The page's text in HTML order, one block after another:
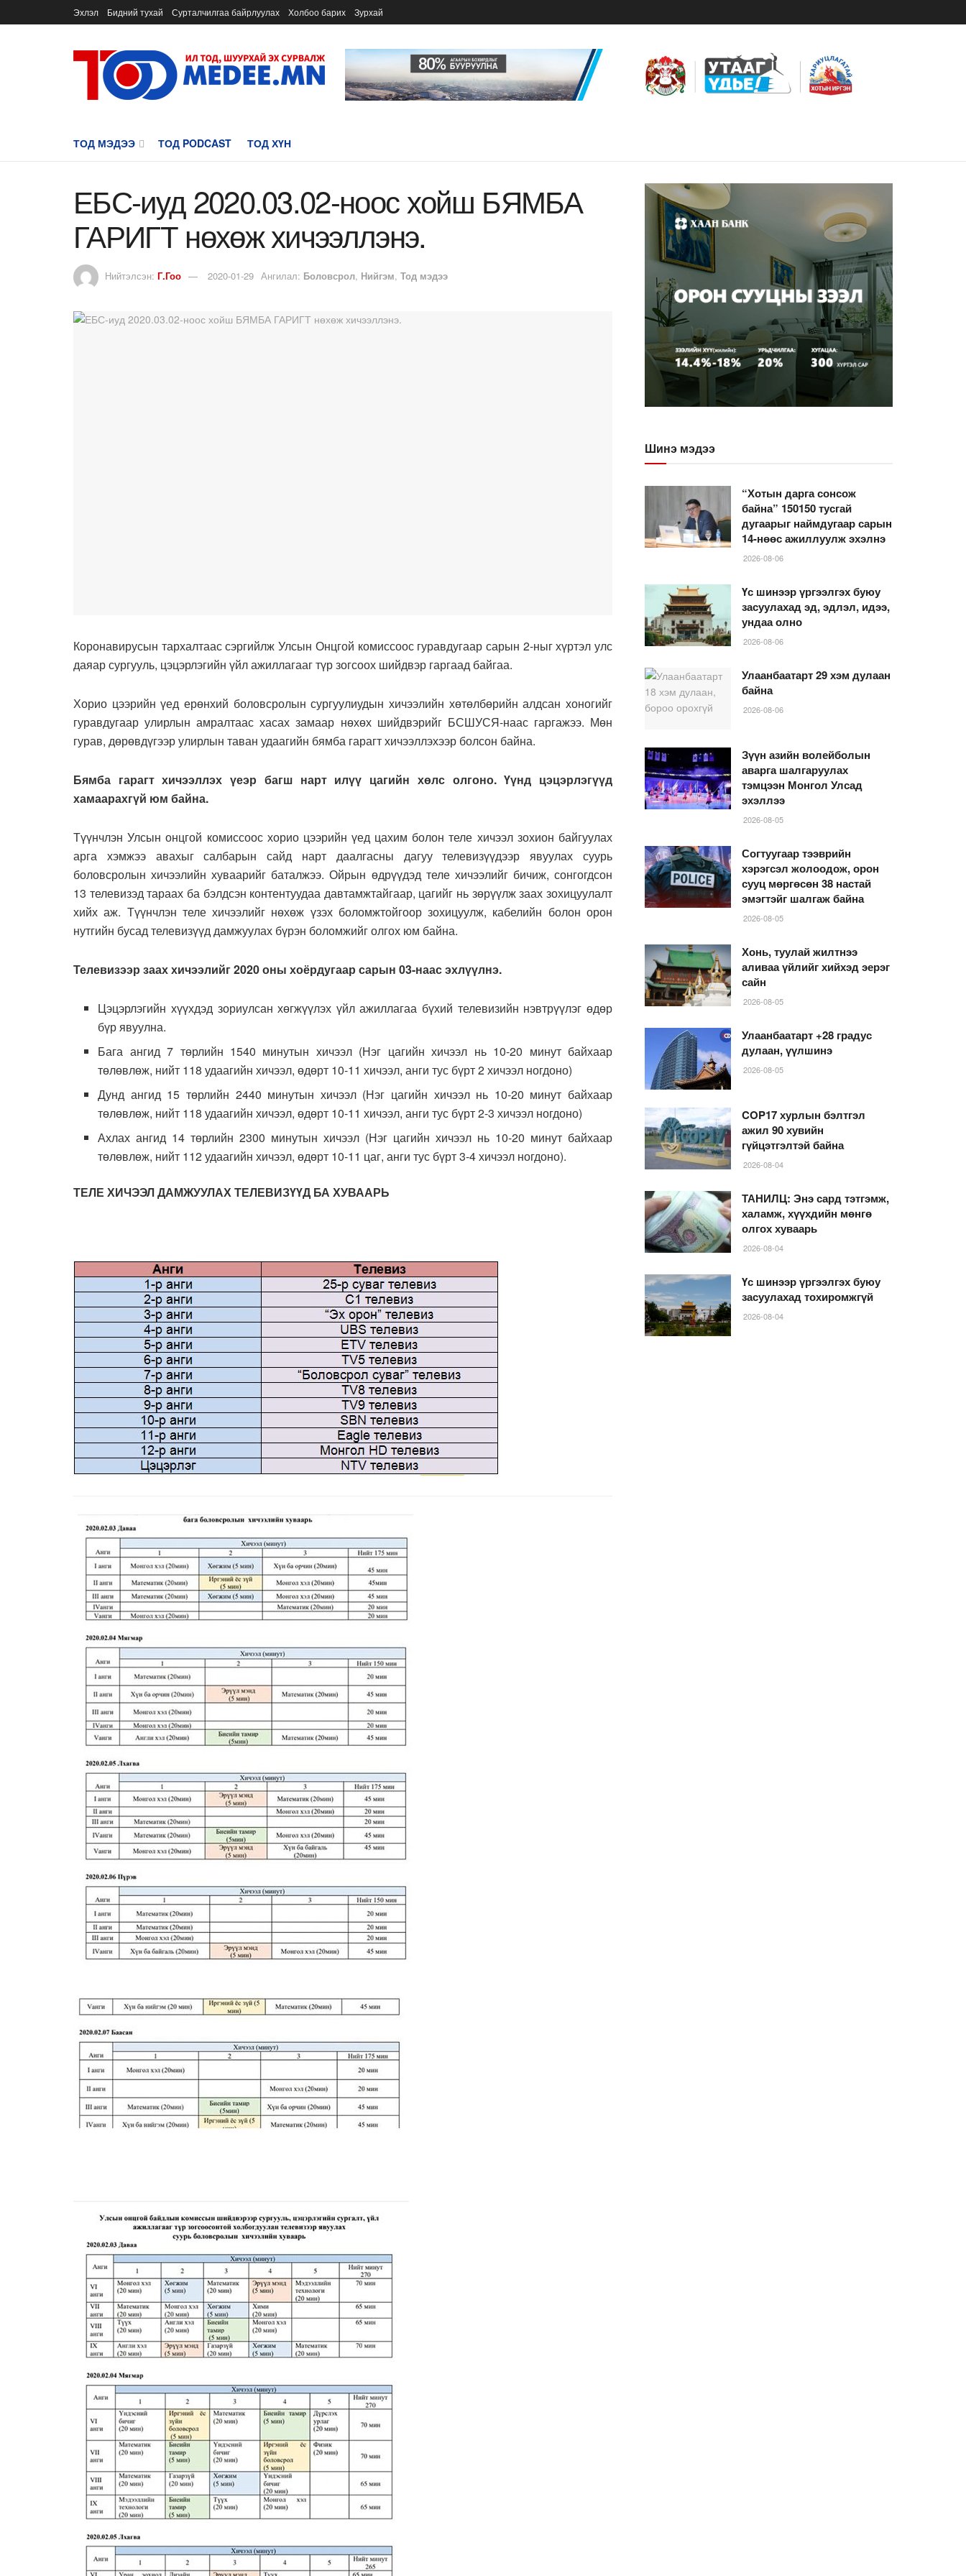
Эхлэл Бидний тухай Сурталчилгаа байрлуулах Холбоо барих Зурхай
ТОД МЭДЭЭ ТОД PODCAST ТОД ХҮН
ЕБС-иуд 2020.03.02-ноос хойш БЯМБА
ГАРИГТ нөхөж хичээллэнэ.
Нийтэлсэн: Г.Гоо 2020-01-29 Ангилал: Боловсрол, Нийгэм, Тод мэдээ
Коронавирусын тархалтаас сэргийлж Улсын Онцгой комиссоос гуравдугаар сарын 2-ныг хүртэл улс
даяар сургууль, цэцэрлэгийн үйл ажиллагааг түр зогсоох шийдвэр гаргаад байгаа.
Хорио цээрийн үед ерөнхий боловсролын сургуулиудын хичээлийн хөтөлбөрийн алдсан хоногийг
гуравдугаар улирлын амралтаас хасах замаар нөхөх шийдвэрийг БСШУСЯ-наас гаргажээ. Мөн
гурав, дөрөвдүгээр улирлын таван удаагийн бямба гарагт хичээллэхээр болсон байна.
Бямба гарагт хичээллэх үеэр багш нарт илүү цагийн хөлс олгоно. Үүнд цэцэрлэгүүд
хамаарахгүй юм байна.
Түүнчлэн Улсын онцгой комиссоос хорио цээрийн үед цахим болон теле хичээл зохион байгуулах
арга хэмжээ авахыг салбарын сайд нарт даалгасны дагуу телевизүүдээр явуулах суурь
боловсролын хичээлийн хуваарийг баталжээ. Ойрын өдрүүдэд теле хичээлийг бичиж, сонгогдсон
13 телевизэд тараах ба бэлдсэн контентуудаа давтамжтайгаар, цагийг нь зөрүүлж заах зохицуулалт
хийх аж. Түүнчлэн теле хичээлийг нөхөж үзэх боломжтойгоор зохицуулж, кабелийн болон орон
нутгийн бусад телевизүүд дамжуулах бүрэн боломжийг олгох юм байна.
Телевизээр заах хичээлийг 2020 оны хоёрдугаар сарын 03-наас эхлүүлнэ.
Цэцэрлэгийн хүүхдэд зориулсан хөгжүүлэх үйл ажиллагаа бүхий телевизийн нэвтрүүлэг өдөр
бүр явуулна.
Бага ангид 7 төрлийн 1540 минутын хичээл (Нэг цагийн хичээл нь 10-20 минут байхаар
төлөвлөж, нийт 118 удаагийн хичээл, өдөрт 10-11 хичээл, анги тус бүрт 2 хичээл ногдоно)
Дунд ангид 15 төрлийн 2440 минутын хичээл (Нэг цагийн хичээл нь 10-20 минут байхаар
төлөвлөж, нийт 118 удаагийн хичээл, өдөрт 10-11 хичээл, анги тус бүрт 2-3 хичээл ногдоно)
Ахлах ангид 14 төрлийн 2300 минутын хичээл (Нэг цагийн хичээл нь 10-20 минут байхаар
төлөвлөж, нийт 112 удаагийн хичээл, өдөрт 10-11 цаг, анги тус бүрт 3-4 хичээл ногдоно).
ТЕЛЕ ХИЧЭЭЛ ДАМЖУУЛАХ ТЕЛЕВИЗҮҮД БА ХУВААРЬ
Шинэ мэдээ
“Хотын дарга сонсож
байна” 150150 тусгай
дугаарыг наймдугаар сарын
14-нөөс ажиллуулж эхэлнэ
2026-08-06
Үс шинээр үргээлгэх буюу
засуулахад эд, эдлэл, идээ,
ундаа олно
2026-08-06
Улаанбаатарт 29 хэм дулаан
байна
2026-08-06
Зүүн азийн волейболын
аварга шалгаруулах
тэмцээн Монгол Улсад
эхэллээ
2026-08-05
Согтуугаар тээврийн
хэрэгсэл жолоодож, орон
сууц мөргөсөн 38 настай
эмэгтэйг шалгаж байна
2026-08-05
Хонь, туулай жилтнээ
аливаа үйлийг хийхэд эерэг
сайн
2026-08-05
Улаанбаатарт +28 градус
дулаан, үүлшинэ
2026-08-05
COP17 хурлын бэлтгэл
ажил 90 хувийн
гүйцэтгэлтэй байна
2026-08-04
ТАНИЛЦ: Энэ сард тэтгэмж,
халамж, хүүхдийн мөнгө
олгох хуваарь
2026-08-04
Үс шинээр үргээлгэх буюу
засуулахад тохиромжгүй
2026-08-04